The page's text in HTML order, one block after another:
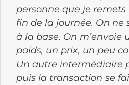
personne que je
fin de la journée. On
à la base. On m’envoie
poids, un prix, un peu
Un autre intermédiaire
puis la transaction se